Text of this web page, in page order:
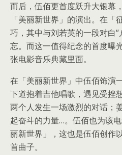
而后，伍佰更首度跃升大银幕
「美丽新世界」的演出。在
巧，其中与刘若英的一段对白
忘。而这一值得纪念的首度曝
张电影音乐典藏里面。
在「美丽新世界」中伍佰饰演
下道抱着吉他唱歌，遇见受挫
两个人发生一场激烈的对话；
起奋斗的力量…。伍佰也为该
丽新世界」，这也是伍佰创作
首曲子。